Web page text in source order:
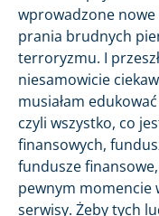
wprowadzone nowe
prania brudnych
terroryzmu. I
niesamowicie
musiałam
czyli wszystko, co
finansowych,
fundusze finansowe,
pewnym momencie
serwisy. Żeby tych